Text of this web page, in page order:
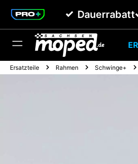
Zur Hauptnavigation
Dauerrabatt
Ersatzteile Rahmen Schwinge+